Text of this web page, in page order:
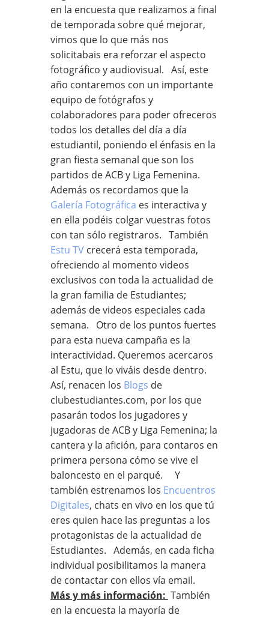
en la encuesta que realizamos a final
de temporada sobre qué mejorar,
vimos que lo que más nos
solicitabais era reforzar el aspecto
fotográfico y audiovisual. Así, este
año contaremos con un importante
equipo de fotógrafos y
colaboradores para poder ofreceros
todos los detalles del día a día
estudiantil, poniendo el énfasis en la
gran fiesta semanal que son los
partidos de ACB y Liga Femenina.
Además os recordamos que la
Galería Fotográfica es interactiva y
en ella podéis colgar vuestras fotos
con tan sólo registraros. También
Estu TV crecerá esta temporada,
ofreciendo al momento videos
exclusivos con toda la actualidad de
la gran familia de Estudiantes;
además de videos especiales cada
semana. Otro de los puntos fuertes
para esta nueva campaña es la
interactividad. Queremos acercaros
al Estu, que lo viváis desde dentro.
Así, renacen los Blogs de
clubestudiantes.com, por los que
pasarán todos los jugadores y
jugadoras de ACB y Liga Femenina; la
cantera y la afición, para contaros en
primera persona cómo se vive el
baloncesto en el parqué. Y
también estrenamos los Encuentros
Digitales, chats en vivo en los que tú
eres quien hace las preguntas a los
protagonistas de la actualidad de
Estudiantes. Además, en cada ficha
individual posibilitamos la manera
de contactar con ellos vía email.
Más y más información: También
en la encuesta la mayoría de